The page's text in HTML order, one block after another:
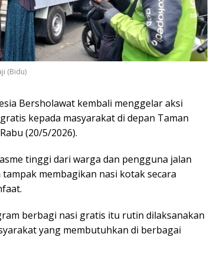
(Bidu)
Bersholawat kembali menggelar aksi
kepada masyarakat di depan Taman
(20/5/2026).
tinggi dari warga dan pengguna jalan
membagikan nasi kotak secara
berbagi nasi gratis itu rutin dilaksanakan
yang membutuhkan di berbagai